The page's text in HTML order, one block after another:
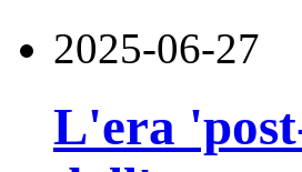
2025-06-27
L'era